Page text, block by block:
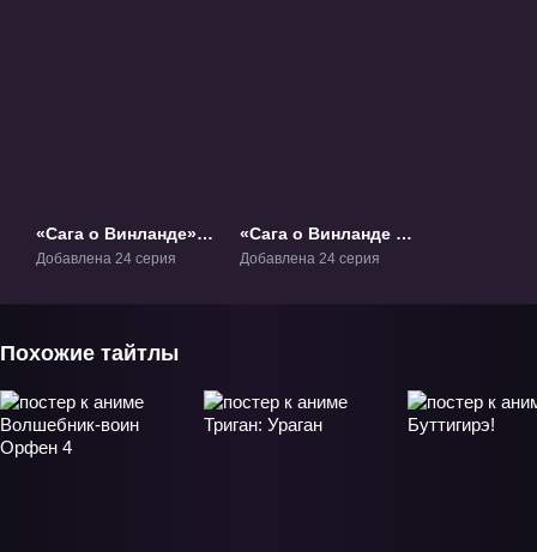
«Сага о Винланде»
ТВ-1
Добавлена 24 серия
«Сага о Винланде 2»
ТВ-2
Добавлена 24 серия
Похожие тайтлы